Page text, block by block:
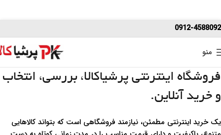
0912-4588092
منو
فروشگاه اینترنتی پرشیاکالا، بررسی، انتخاب
و خرید آنلاین.
یک خرید اینترنتی مطمئن، نیازمند فروشگاهی است که بتواند کالاهایی